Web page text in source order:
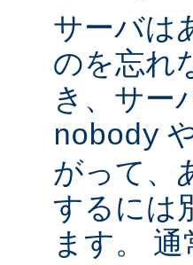
サーバは
のを忘れ
き、サー
nobody
がって、
するには
ます。 通